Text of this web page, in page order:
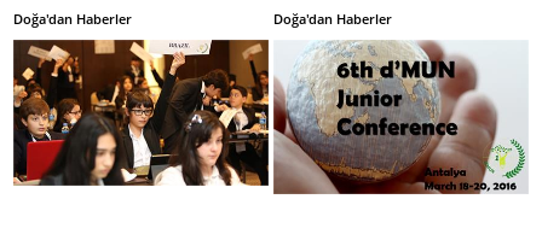
Doğa'dan Haberler
Doğa'dan Haberler